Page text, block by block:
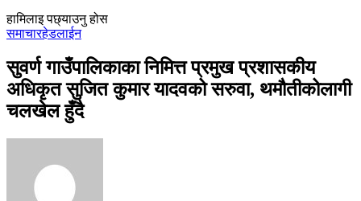
हामिलाइ पछ्याउनु होस
समाचारहेडलाईन
सुवर्ण गाउँपालिकाका निमित्त प्रमुख प्रशासकीय
अधिकृत सुजित कुमार यादवको सरुवा, थमौतीकोलागी
चलखेल हुँदै